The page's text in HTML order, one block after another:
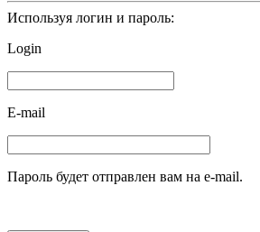
Используя логин и пароль:
Login
E-mail
Пароль будет отправлен вам на e-mail.